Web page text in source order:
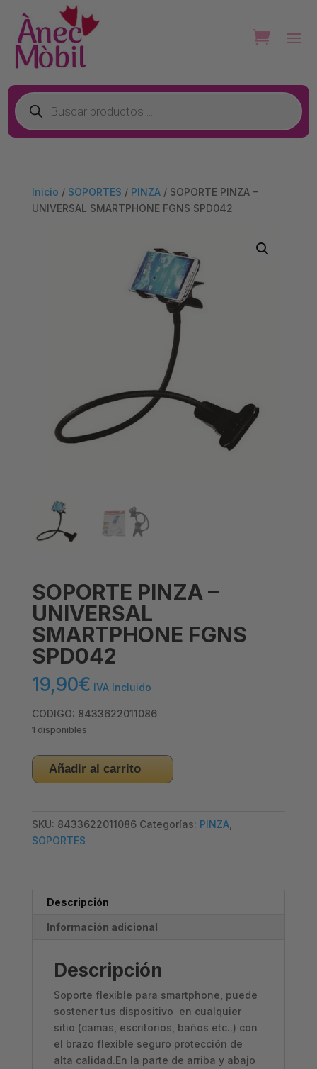
Búsqueda
de
productos
Inicio / SOPORTES / PINZA/ SOPORTE PINZA –
UNIVERSAL SMARTPHONE FGNS SPD042
SOPORTE PINZA –
UNIVERSAL
SMARTPHONE FGNS
SPD042
19,90€ IVA Incluido
CODIGO: 8433622011086
1 disponibles
SOPORTE
PINZA
SMARTPHONE
FGNS
Añadir al carrito
SKU: 8433622011086 Categorías: PINZA,
SOPORTES
Descripción
Información adicional
Descripción
Soporte flexible para smartphone, puede
sostener tus dispositivo en cualquier
sitio (camas, escritorios, baños etc..) con
el brazo flexible seguro protección de
alta calidad.En la parte de arriba y abajo